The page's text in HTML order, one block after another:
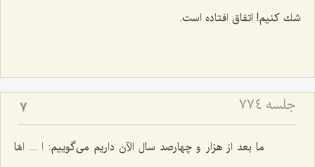
شك كنیم! اتفاق افتاده است.
جلسه ۷۷۴ 7
ما بعد از هزار و چهارصد سال الآن داریم می‌گوییم: ا ... امّا